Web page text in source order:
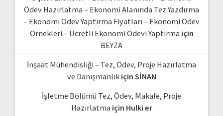
Ödev Hazırlatma – Ekonomi Alanında Tez Yazdırma
– Ekonomi Ödev Yaptırma Fiyatları – Ekonomi Ödev
Örnekleri – Ücretli Ekonomi Ödevi Yaptırma için
BEYZA
İnşaat Mühendisliği – Tez, Ödev, Proje Hazırlatma
ve Danışmanlıkiçin SİNAN
İşletme Bölümü Tez, Ödev, Makale, Proje
Hazırlatma için Hulki er